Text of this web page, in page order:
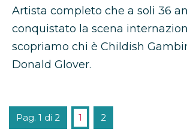
Artista completo che a soli 36
conquistato la scena
scopriamo chi è Childish
Donald Glover.
Pag. 1 di 2 1 2